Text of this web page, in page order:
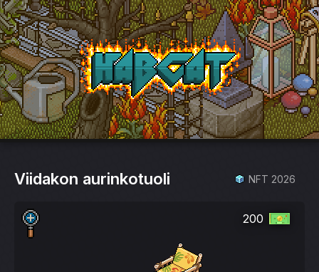
HabCat
Viidakon aurinkotuoli NFT 2026
200